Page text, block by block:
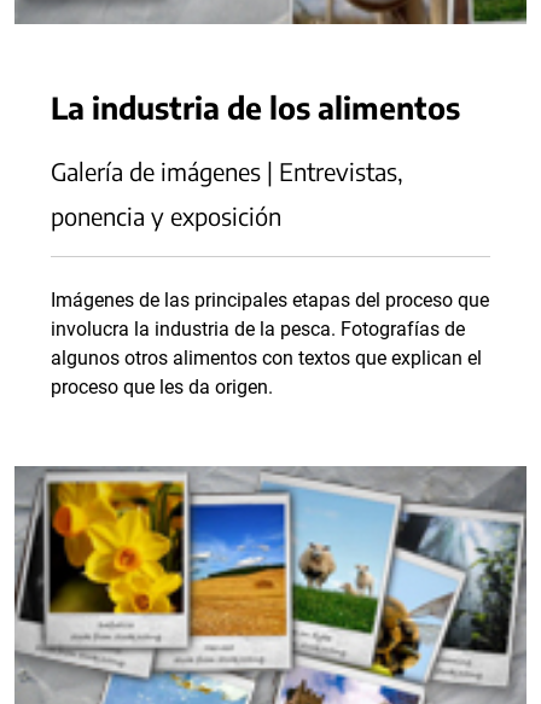
La industria de los alimentos
Galería de imágenes | Entrevistas,
ponencia y exposición
Imágenes de las principales etapas del proceso que
involucra la industria de la pesca. Fotografías de
algunos otros alimentos con textos que explican el
proceso que les da origen.